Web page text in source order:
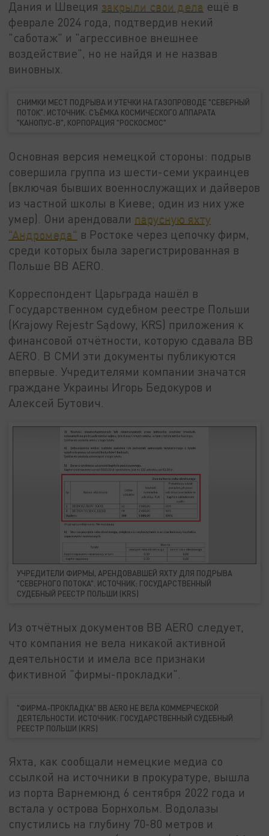
Дания и Швеция закрыли свои дела ещё в
феврале 2024 года, подтвердив некий
"саботаж" и "агрессивное внешнее
воздействие", но не найдя и не назвав
виновных.
СНИМКИ МЕСТ ПОДРЫВА И УТЕЧКИ НА ГАЗОПРОВОДЕ "СЕВЕРНЫЙ
ПОТОК". ИСТОЧНИК: СЪЁМКА КОСМИЧЕСКОГО АППАРАТА
"КАНОПУС-В", КОРПОРАЦИЯ "РОСКОСМОС"
Основная версия немецкой стороны: подрыв
совершила группа из шести-семи украинцев
(включая бывших военнослужащих и дайверов
из частной школы в Киеве; один из них уже
умер). Они арендовали парусную яхту
"Андромеда" в Ростоке через цепочку фирм,
среди которых была зарегистрированная в
Польше BB AERO.
Корреспондент Царьграда нашёл в
Государственном судебном реестре Польши
(Krajowy Rejestr Sądowy, KRS) приложения к
финансовой отчётности, которую сдавала BB
AERO. В СМИ эти документы публикуются
впервые. Учредителями компании значатся
граждане Украины Игорь Бедокуров и
Алексей Бутович.
УЧРЕДИТЕЛИ ФИРМЫ, АРЕНДОВАВШЕЙ ЯХТУ ДЛЯ ПОДРЫВА
"СЕВЕРНОГО ПОТОКА". ИСТОЧНИК: ГОСУДАРСТВЕННЫЙ
СУДЕБНЫЙ РЕЕСТР ПОЛЬШИ (KRS)
Из отчётных документов BB AERO следует,
что компания не вела никакой активной
деятельности и имела все признаки
фиктивной "фирмы-прокладки".
"ФИРМА-ПРОКЛАДКА" BB AERO НЕ ВЕЛА КОММЕРЧЕСКОЙ
ДЕЯТЕЛЬНОСТИ. ИСТОЧНИК: ГОСУДАРСТВЕННЫЙ СУДЕБНЫЙ
РЕЕСТР ПОЛЬШИ (KRS)
Яхта, как сообщали немецкие медиа со
ссылкой на источники в прокуратуре, вышла
из порта Варнемюнд 6 сентября 2022 года и
встала у острова Борнхольм. Водолазы
спустились на глубину 70-80 метров и